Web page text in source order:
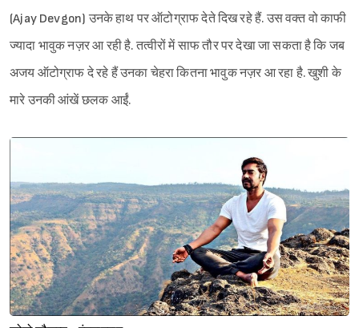
(Ajay Devgon) उनके हाथ पर ऑटोग्राफ देते दिख रहे हैं. उस वक्त वो काफी
ज्यादा भावुक नज़र आ रही है. तत्वीरों में साफ तौर पर देखा जा सकता है कि जब
अजय ऑटोग्राफ दे रहे हैं उनका चेहरा कितना भावुक नज़र आ रहा है. खुशी के
मारे उनकी आंखें छलक आईं.